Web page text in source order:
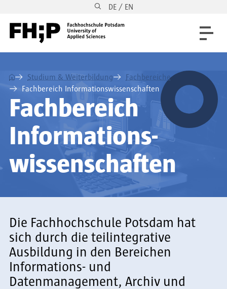
Direkt zur Hauptnavigation DE / EN
⌂ Studium & Weiterbildung
Fachbereiche
Fachbereich Informationswissenschaften
Fachbereich
Informations­
wissenschaften
Die Fachhochschule Potsdam hat
sich durch die teilintegrative
Ausbildung in den Bereichen
Informations- und
Datenmanagement, Archiv und